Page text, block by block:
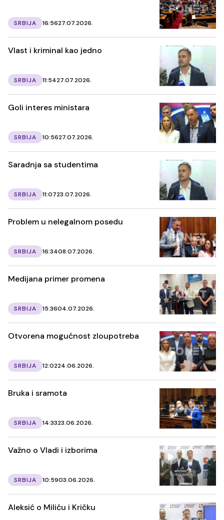
SRBIJA 16:5627.07.2026.
Vlast i kriminal kao jedno
SRBIJA 11:5427.07.2026.
Goli interes ministara
SRBIJA 10:5627.07.2026.
Saradnja sa studentima
SRBIJA 11:0723.07.2026.
Problem u nelegalnom posedu
SRBIJA 16:3408.07.2026.
Medijana primer promena
SRBIJA 15:3604.07.2026.
Otvorena mogućnost zloupotreba
SRBIJA 12:0224.06.2026.
Bruka i sramota
SRBIJA 14:3323.06.2026.
Važno o Vladi i izborima
SRBIJA 10:5903.06.2026.
Aleksić o Miliću i Kričku